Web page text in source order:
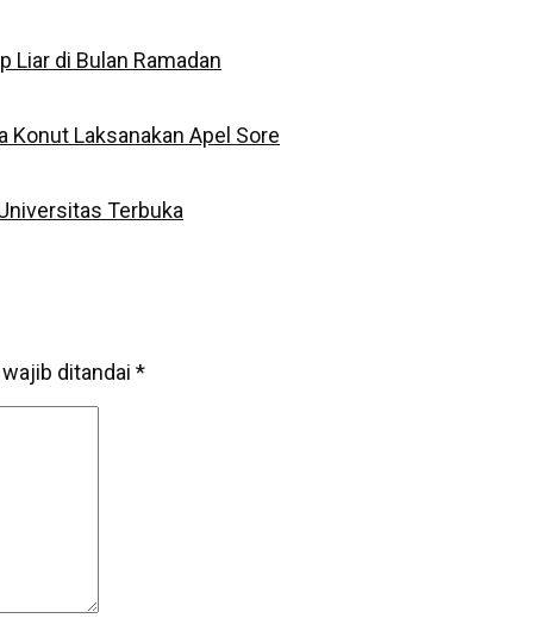
Liar di Bulan Ramadan
Konut Laksanakan Apel Sore
Terbuka
ditandai *